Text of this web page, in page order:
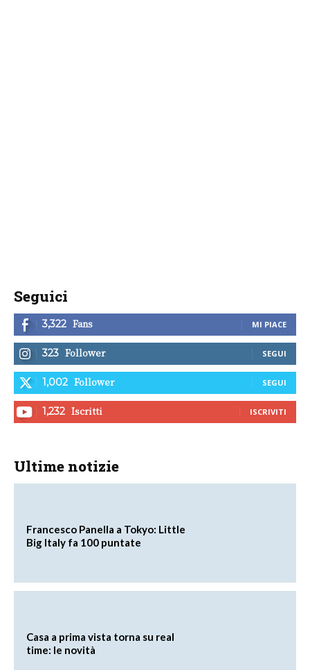
Seguici
3,322 Fans MI PIACE
323 Follower SEGUI
1,002 Follower SEGUI
1,232 Iscritti ISCRIVITI
Ultime notizie
Francesco Panella a Tokyo: Little
Big Italy fa 100 puntate
Casa a prima vista torna su real
time: le novità